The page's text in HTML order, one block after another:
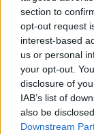
section to
opt-out request
interest-based
us or personal
your opt-out.
disclosure of
IAB’s list of
also be
Downstream
Fotó:
HBO
Smith azt
mikor először
során több
végül
sőt azt